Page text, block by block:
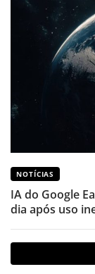
NOTÍCIAS
IA do Google
dia após uso